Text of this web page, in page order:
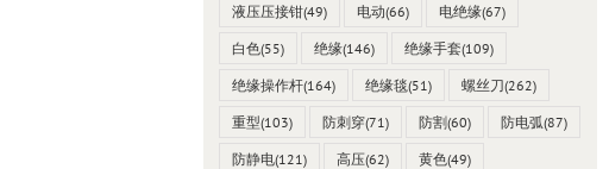
液压压接钳(49) 电动(66) 电绝缘(67)
白色(55) 绝缘(146) 绝缘手套(109)
绝缘操作杆(164) 绝缘毯(51) 螺丝刀(262)
重型(103) 防刺穿(71) 防割(60) 防电弧(87)
防静电(121) 高压(62) 黄色(49)